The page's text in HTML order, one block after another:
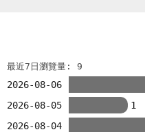
最近7日瀏覽量: 9
2026-08-06
2026-08-05
1
2026-08-04